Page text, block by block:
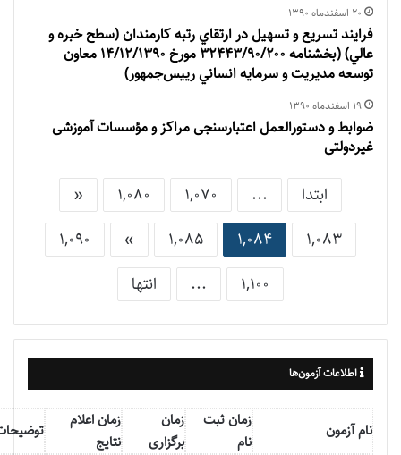
۲۰ اسفند‌ماه ۱۳۹۰
فرايند تسريع و تسهيل در ارتقاي رتبه كارمندان (سطح خبره و
عالي) (بخشنامه ۳۲۴۴۳/۹۰/۲۰۰ مورخ ۱۴/۱۲/۱۳۹۰ معاون
توسعه مديريت و سرمايه انساني رييس‌جمهور)
۱۹ اسفند‌ماه ۱۳۹۰
ضوابط و دستورالعمل اعتبارسنجی مراکز و مؤسسات آموزشی
غيردولتی
ابتدا ...
1,070
1,080
«
1,083
1,084
1,085
»
1,090
1,100
... انتها
اطلاعات آزمون‌ها
نام آزمون
زمان ثبت
نام
زمان
برگزاری
زمان اعلام
نتایج